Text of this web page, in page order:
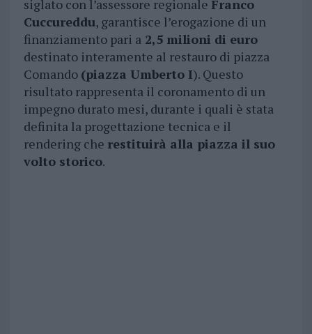
siglato con l’assessore regionale Franco
Cuccureddu, garantisce l’erogazione di un
finanziamento pari a2,5 milioni di euro
destinato interamente al restauro di piazza
Comando (piazza Umberto I). Questo
risultato rappresenta il coronamento di un
impegno durato mesi, durante i quali è stata
definita la progettazione tecnica e il
rendering che restituirà alla piazza il suo
volto storico.